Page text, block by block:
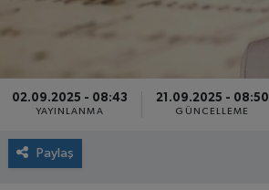
02.09.2025 - 08:43
YAYINLANMA
21.09.2025 - 08:50
GÜNCELLEME
Paylaş